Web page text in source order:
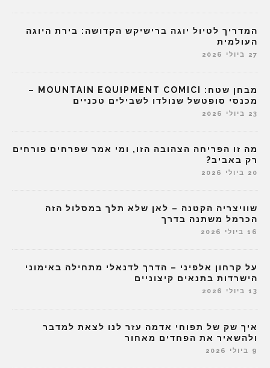
המדריך לטיול יוגה ברישיקש הקדושה: בירת היוגה
העולמית
27 ביולי 2026
מבחן שטח: MOUNTAIN EQUIPMENT COMICI –
מכנסי סופטשל שנולדו לשבילים טכניים
23 ביולי 2026
מה זו הפריחה הצהובה הזו, ומי אמר שפרחים פורחים
רק באביב?
20 ביולי 2026
שוויצריה הקטנה – לאן שלא תלך במסלול הזה
הכרמל משתנה בדרך
16 ביולי 2026
על קרחון אלפיני – הדרך לדנאלי מתחילה באימוני
הישרדות בתנאים קיצוניים
13 ביולי 2026
איך שק של תפוחי אדמה עזר לנו לצאת למדבר
ולהשאיר את הפחדים מאחור
9 ביולי 2026